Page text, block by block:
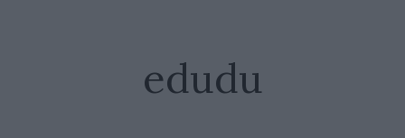
edudu